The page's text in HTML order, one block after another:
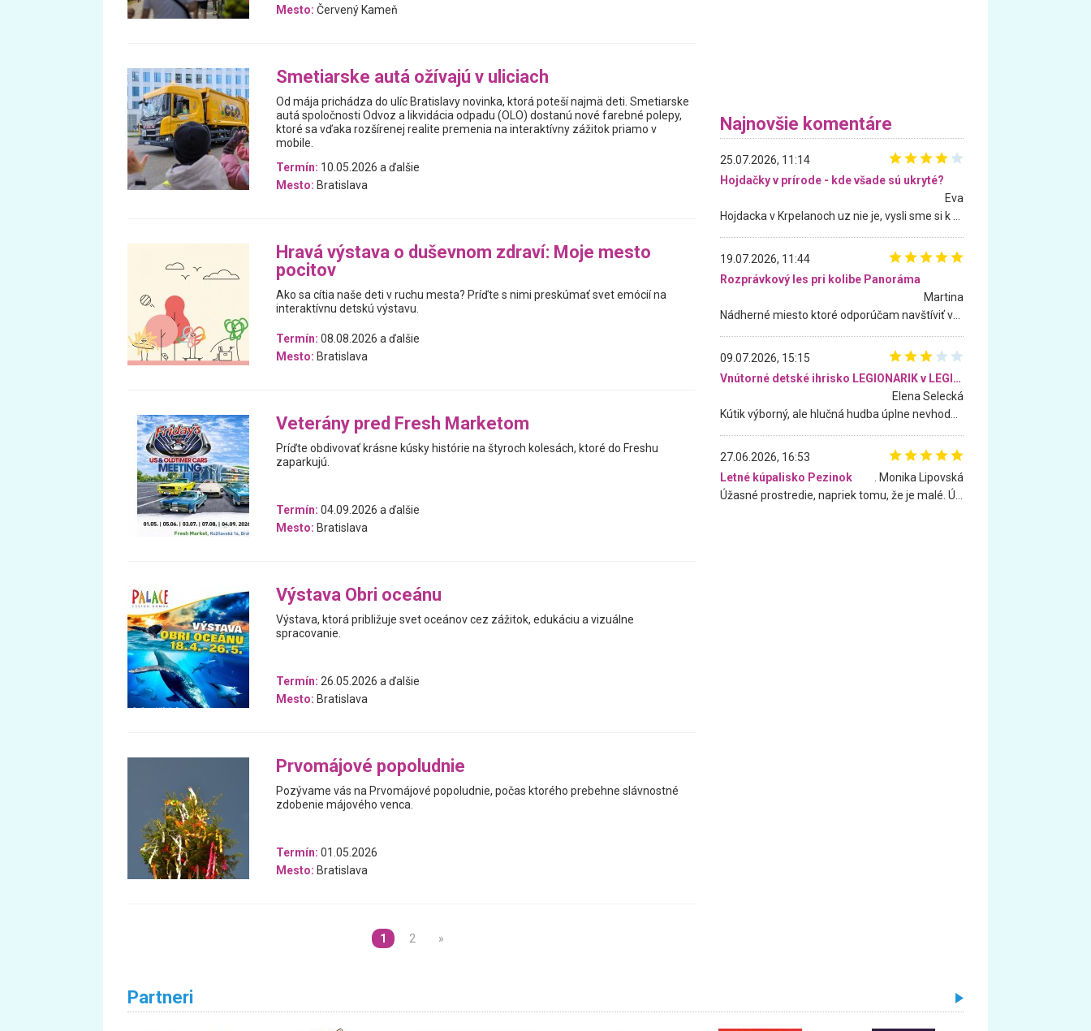
Mesto: Červený Kameň
Smetiarske autá ožívajú v uliciach
Od mája prichádza do ulíc Bratislavy novinka, ktorá poteší najmä deti. Smetiarske
autá spoločnosti Odvoz a likvidácia odpadu (OLO) dostanú nové farebné polepy,
ktoré sa vďaka rozšírenej realite premenia na interaktívny zážitok priamo v
mobile.
Termín: 10.05.2026 a ďalšie
Mesto: Bratislava
Hravá výstava o duševnom zdraví: Moje mesto
pocitov
Ako sa cítia naše deti v ruchu mesta? Príďte s nimi preskúmať svet emócií na
interaktívnu detskú výstavu.
Termín: 08.08.2026 a ďalšie
Mesto: Bratislava
Veterány pred Fresh Marketom
Príďte obdivovať krásne kúsky histórie na štyroch kolesách, ktoré do Freshu
zaparkujú.
Termín: 04.09.2026 a ďalšie
Mesto: Bratislava
Výstava Obri oceánu
Výstava, ktorá približuje svet oceánov cez zážitok, edukáciu a vizuálne
spracovanie.
Termín: 26.05.2026 a ďalšie
Mesto: Bratislava
Prvomájové popoludnie
Pozývame vás na Prvomájové popoludnie, počas ktorého prebehne slávnostné
zdobenie májového venca.
Termín: 01.05.2026
Mesto: Bratislava
1 2 »
Najnovšie komentáre
25.07.2026, 11:14
Hojdačky v prírode - kde všade sú ukryté?
Eva
19.07.2026, 11:44
Rozprávkový les pri kolibe Panoráma
Martina
09.07.2026, 15:15
Vnútorné detské ihrisko LEGIONARIK v LEGIA Fitness
Elena Selecká
27.06.2026, 16:53
Letné kúpalisko Pezinok
. Monika Lipovská
Partneri